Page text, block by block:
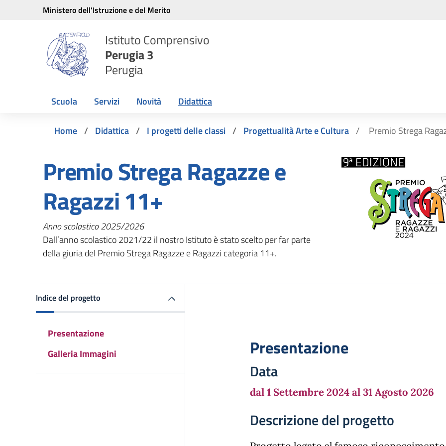
Vai ai contenuti
Vai al menu di navigazione
Ministero dell'Istruzione e del Merito
Istituto Comprensivo
Perugia 3
Perugia
Scuola Servizi Novità Didattica
Home Didattica I progetti delle classi Progettualità Arte e Cultura Premio Strega
Premio Strega Ragazze e
Ragazzi 11+
Anno scolastico 2025/2026
Dall’anno scolastico 2021/22 il nostro Istituto è stato scelto per far parte
della giuria del Premio Strega Ragazze e Ragazzi categoria 11+.
Indice del progetto
Presentazione
Galleria Immagini
Presentazione
Data
dal 1 Settembre 2024 al 31 Agosto 2026
Descrizione del progetto